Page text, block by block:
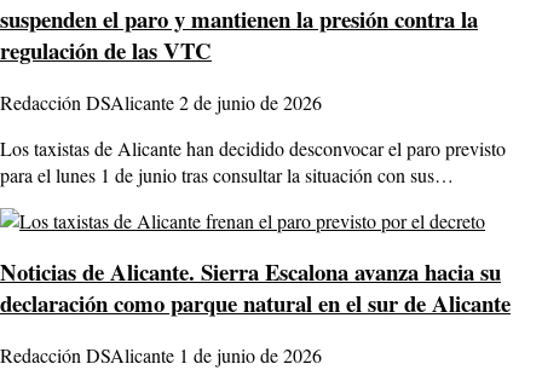
suspenden el paro y mantienen la presión contra la
regulación de las VTC
Redacción DSAlicante2 de junio de 2026
Los taxistas de Alicante han decidido desconvocar el paro previsto
para el lunes 1 de junio tras consultar la situación con sus…
Noticias de Alicante. Sierra Escalona avanza hacia su
declaración como parque natural en el sur de Alicante
Redacción DSAlicante 1 de junio de 2026